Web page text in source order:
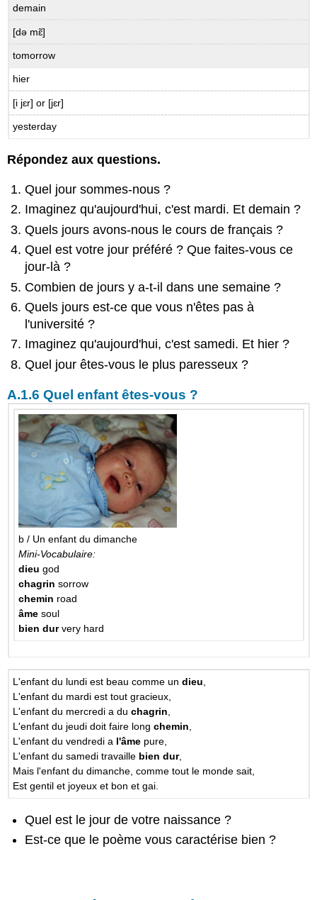
demain
[də mɛ̃]
tomorrow
hier
[i jɛr] or [jɛr]
yesterday
Répondez aux questions.
Quel jour sommes-nous ?
Imaginez qu'aujourd'hui, c'est mardi. Et demain ?
Quels jours avons-nous le cours de français ?
Quel est votre jour préféré ? Que faites-vous ce
jour-là ?
Combien de jours y a-t-il dans une semaine ?
Quels jours est-ce que vous n'êtes pas à
l'université ?
Imaginez qu'aujourd'hui, c'est samedi. Et hier ?
Quel jour êtes-vous le plus paresseux ?
A.1.6 Quel enfant êtes-vous ?
b / Un enfant du dimanche
Mini-Vocabulaire:
dieu god
chagrin sorrow
chemin road
âme soul
bien durvery hard
L'enfant du lundi est beau comme undieu
L'enfant du mardi est tout gracieux,
L'enfant du mercredi a duchagrin
L'enfant du jeudi doit faire longchemin
L'enfant du vendredi a l'âme pure,
L'enfant du samedi travaille bien dur,
Mais l'enfant du dimanche, comme tout le monde sait,
Est gentil et joyeux et bon et gai.
Quel est le jour de votre naissance ?
Est-ce que le poème vous caractérise bien ?